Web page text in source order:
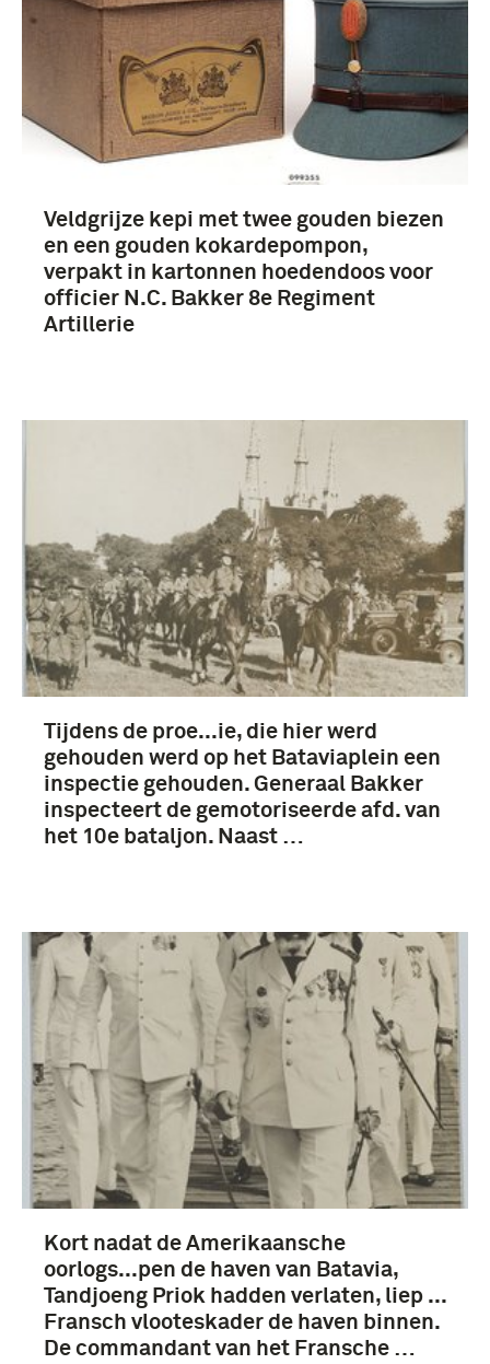
Nederlands-Indië (14)
Europa (6)
Frankrijk (4)
Meer
Veldgrijze kepi met twee gouden biezen
en een gouden kokardepompon,
verpakt in kartonnen hoedendoos voor
officier N.C. Bakker 8e Regiment
Artillerie
Tijdens de proe...ie, die hier werd
gehouden werd op het Bataviaplein een
inspectie gehouden. Generaal Bakker
inspecteert de gemotoriseerde afd. van
het 10e bataljon. Naast …
Kort nadat de Amerikaansche
oorlogs...pen de haven van Batavia,
Tandjoeng Priok hadden verlaten, liep ...
Fransch vlooteskader de haven binnen.
De commandant van het Fransche …